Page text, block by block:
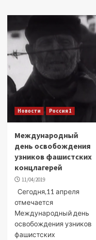
Новости Россия 1
Международный
день освобождения
узников фашистских
концлагерей
11/04/2019
Сегодня,11 апреля
отмечается
Международный день
освобождения узников
фашистских